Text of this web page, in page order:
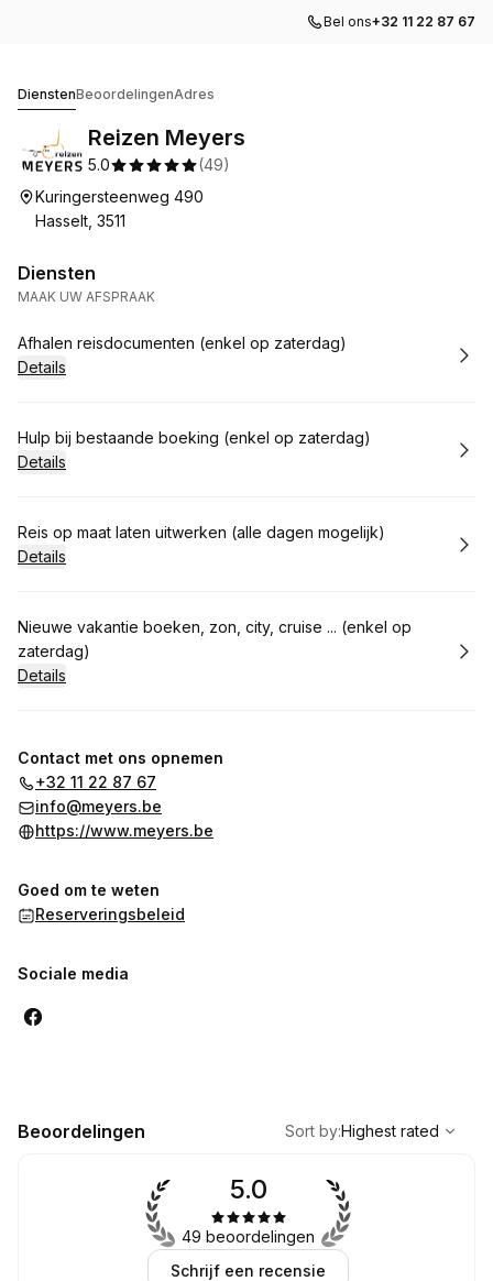
Bel ons+32 11 22 87 67
DienstenBeoordelingenAdres
Reizen Meyers
5.0 (49)
Kuringersteenweg 490
Hasselt, 3511
Diensten
MAAK UW AFSPRAAK
Boek
Afhalen reisdocumenten (enkel op zaterdag)
Details
Boek
Hulp bij bestaande boeking (enkel op zaterdag)
Details
Boek
Reis op maat laten uitwerken (alle dagen mogelijk)
Details
Boek
Nieuwe vakantie boeken, zon, city, cruise ... (enkel op
zaterdag)
Details
Contact met ons opnemen
+32 11 22 87 67
info@meyers.be
https://www.meyers.be
Goed om te weten
Reserveringsbeleid
Sociale media
Beoordelingen
Highest rated
Sort by:Highest rated
5.0
49 beoordelingen
Schrijf een recensie